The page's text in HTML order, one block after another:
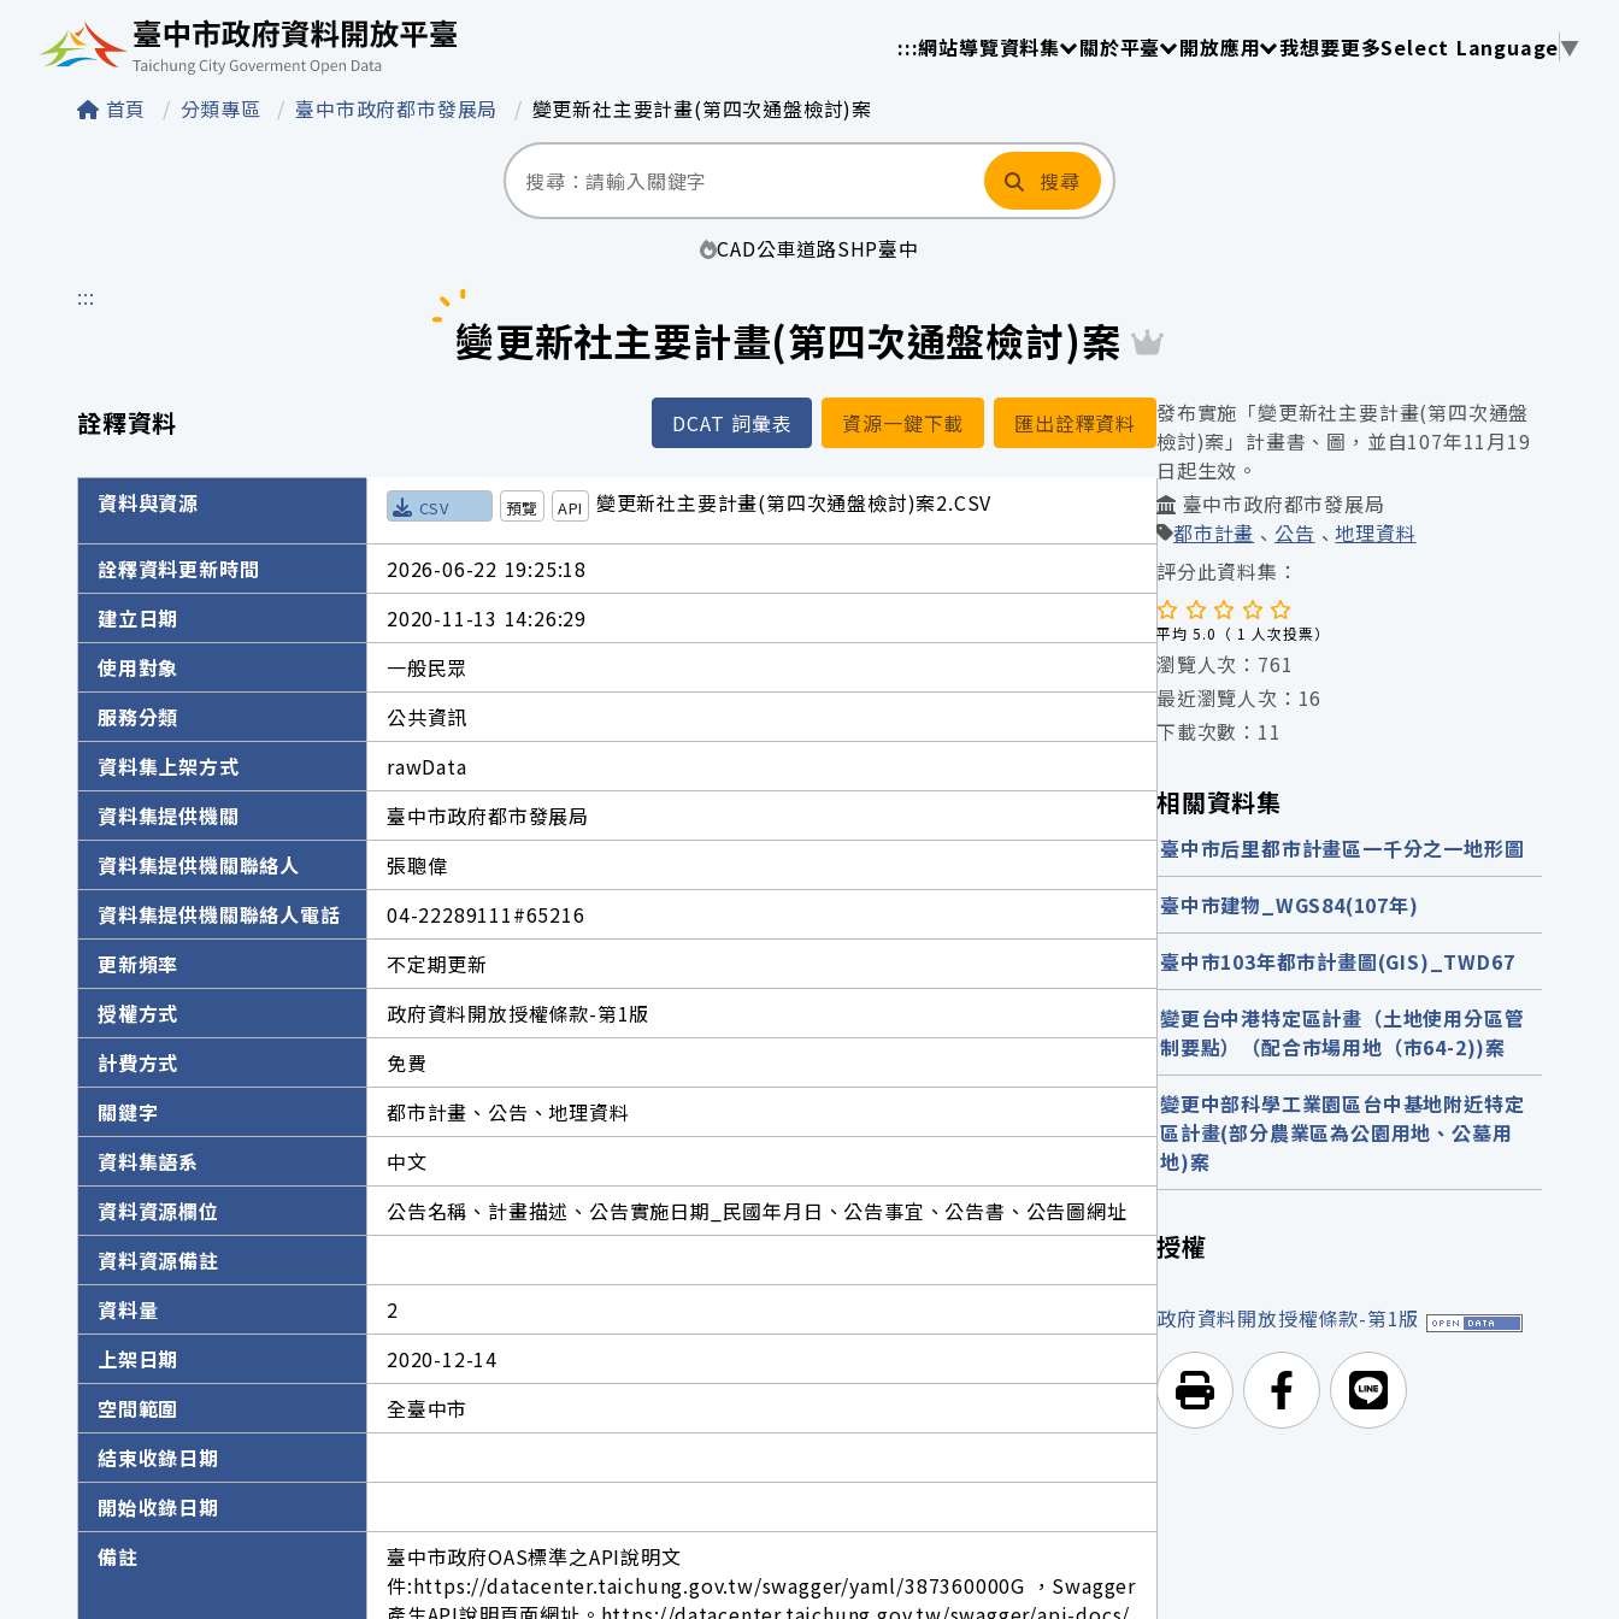
臺中市政府資料開放平臺 :::網站導覽資料集請使用 TAB 操作選單
關於平臺請使用 TAB 操作選單
開放應用請使用 TAB 操作選單
我想要更多Select Language▼
首頁 分類專區 臺中市政府都市發展局 變更新社主要計畫(第四次通盤檢討)案
搜尋
CAD公車道路SHP臺中
:::
變更新社主要計畫(第四次通盤檢討)案
詮釋資料 DCAT 詞彙表 資源一鍵下載 匯出詮釋資料
詮釋資料詳細內容
資料與資源 CSV 預覽 API 變更新社主要計畫(第四次通盤檢討)案2.CSV
詮釋資料更新時間
2026-06-22 19:25:18
建立日期
2020-11-13 14:26:29
使用對象
一般民眾
服務分類
公共資訊
資料集上架方式
rawData
資料集提供機關
臺中市政府都市發展局
資料集提供機關聯絡人
張聰偉
資料集提供機關聯絡人電話
04-22289111#65216
更新頻率
不定期更新
授權方式
政府資料開放授權條款-第1版
計費方式
免費
關鍵字
都市計畫、公告、地理資料
資料集語系
中文
資料資源欄位
公告名稱、計畫描述、公告實施日期_民國年月日、公告事宜、公告書、公告圖網址
資料資源備註
資料量
2
上架日期
2020-12-14
空間範圍
全臺中市
結束收錄日期
開始收錄日期
備註
臺中市政府OAS標準之API說明文
件:https://datacenter.taichung.gov.tw/swagger/yaml/387360000G ，Swagger
發布實施「變更新社主要計畫(第四次通盤
檢討)案」計畫書、圖，並自107年11月19
日起生效。
臺中市政府都市發展局
都市計畫
公告
地理資料
評分此資料集：
平均 5.0（ 1 人次投票）
瀏覽人次：761
最近瀏覽人次：16
下載次數：11
相關資料集
臺中市后里都市計畫區一千分之一地形圖
臺中市建物_WGS84(107年)
臺中市103年都市計畫圖(GIS)_TWD67
變更台中港特定區計畫（土地使用分區管
制要點）（配合市場用地（市64-2))案
變更中部科學工業園區台中基地附近特定
區計畫(部分農業區為公園用地、公墓用
地)案
授權
政府資料開放授權條款-第1版
列印頁面前往Facebook
前往Line